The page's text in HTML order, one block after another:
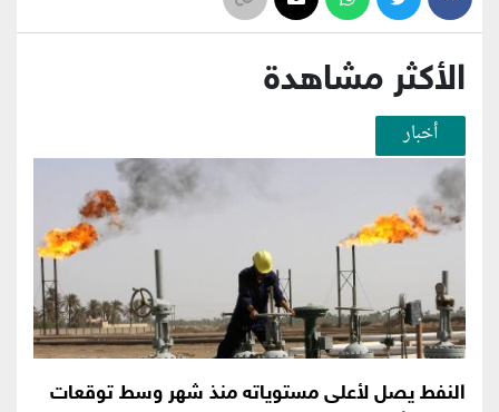
الأكثر مشاهدة
أخبار
النفط يصل لأعلى مستوياته منذ شهر وسط توقعات